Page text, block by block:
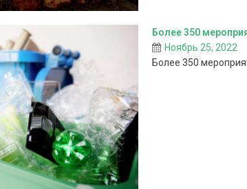
Более 350
Ноябрь 25, 2022
Более 350